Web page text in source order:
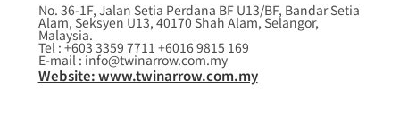
No. 36-1F, Jalan Setia Perdana BF U13/BF, Bandar Setia
Alam, Seksyen U13, 40170 Shah Alam, Selangor,
Malaysia.
Tel : +603 3359 7711 +6016 9815 169
E-mail : info@twinarrow.com.my
Website: www.twinarrow.com.my